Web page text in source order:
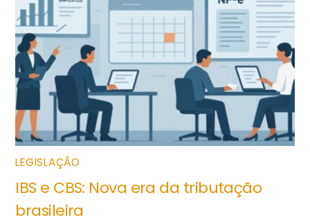
LEGISLAÇÃO
IBS e CBS: Nova era da tributação
brasileira